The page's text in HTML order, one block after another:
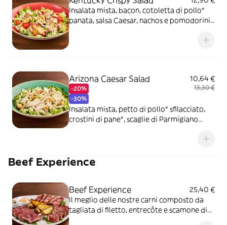
Insalata mista, bacon, cotoletta di pollo*
panata, salsa Caesar, nachos e pomodorini
Arizona Caesar Salad
-20%
-30%
10,64 €
13,30 €
Insalata mista, petto di pollo* sfilacciato,
crostini di pane*, scaglie di Parmigiano
Beef Experience
Beef Experience
25,40 €
Il meglio delle nostre carni composto da
tagliata di filetto, entrecôte e scamone di